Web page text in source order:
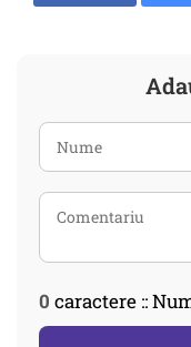
0 caractere ::